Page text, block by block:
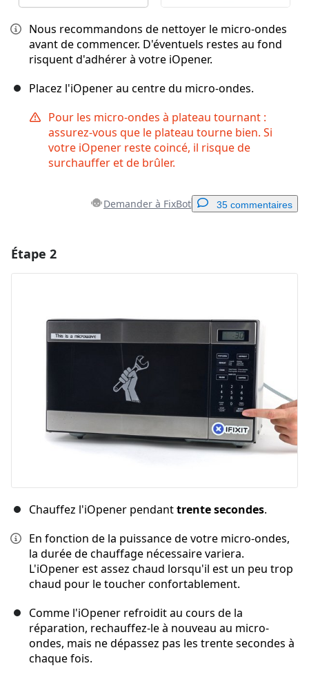
Nous recommandons de nettoyer le micro-ondes
avant de commencer. D'éventuels restes au fond
risquent d'adhérer à votre iOpener.
Placez l'iOpener au centre du micro-ondes.
Pour les micro-ondes à plateau tournant :
assurez-vous que le plateau tourne bien. Si
votre iOpener reste coincé, il risque de
surchauffer et de brûler.
Demander à FixBot 35 commentaires
Annuler Publier un commentaire
Étape 2
Chauffez l'iOpener pendanttrente secondes.
En fonction de la puissance de votre micro-ondes,
la durée de chauffage nécessaire variera.
L'iOpener est assez chaud lorsqu'il est un peu trop
chaud pour le toucher confortablement.
Comme l'iOpener refroidit au cours de la
réparation, rechauffez-le à nouveau au micro-
ondes, mais ne dépassez pas les trente secondes à
chaque fois.